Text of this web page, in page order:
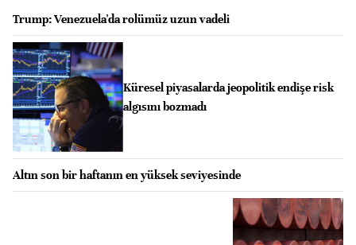
Trump: Venezuela'da rolümüz uzun vadeli
Küresel piyasalarda jeopolitik endişe risk
algısını bozmadı
Altın son bir haftanın en yüksek seviyesinde